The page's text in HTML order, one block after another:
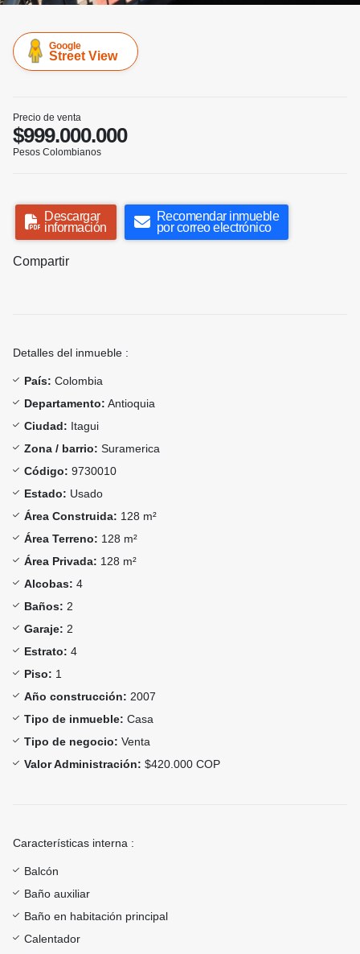
Google
Street View
Precio de venta
$999.000.000
Pesos Colombianos
Descargar
información
Recomendar inmueble
por correo electrónico
Compartir
Detalles del inmueble :
País: Colombia
Departamento: Antioquia
Ciudad: Itagui
Zona / barrio: Suramerica
Código: 9730010
Estado: Usado
Área Construida: 128 m²
Área Terreno: 128 m²
Área Privada: 128 m²
Alcobas: 4
Baños: 2
Garaje: 2
Estrato: 4
Piso: 1
Año construcción: 2007
Tipo de inmueble: Casa
Tipo de negocio: Venta
Valor Administración: $420.000 COP
Características interna :
Balcón
Baño auxiliar
Baño en habitación principal
Calentador